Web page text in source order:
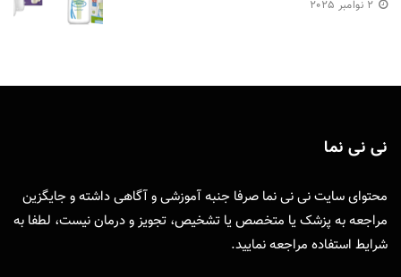
2 نوامبر 2025
نی نی نما
محتوای سایت نی نی نما صرفا جنبه آموزشی و آگاهی داشته و جایگزین
مراجعه به پزشک یا متخصص یا تشخیص، تجویز و درمان نیست، لطفا به
شرایط استفاده مراجعه نمایید.